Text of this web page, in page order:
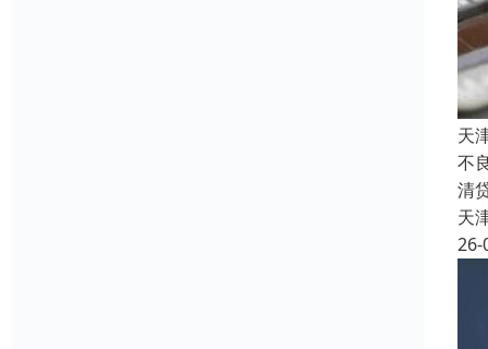
天
不
清
天
26-